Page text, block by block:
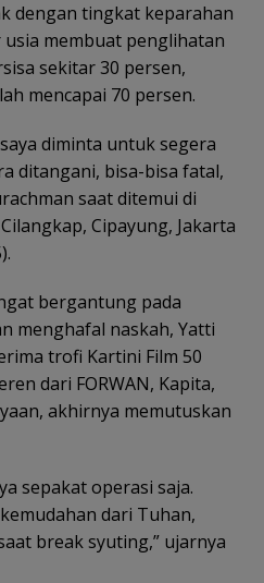
dengan tingkat keparahan
membuat penglihatan
sekitar 30 persen,
mencapai 70 persen.
diminta untuk segera
ditangani, bisa-bisa fatal,
saat ditemui di
Cipayung, Jakarta
bergantung pada
menghafal naskah, Yatti
trofi Kartini Film 50
dari FORWAN, Kapita,
akhirnya memutuskan
sepakat operasi saja.
dari Tuhan,
break syuting,” ujarnya